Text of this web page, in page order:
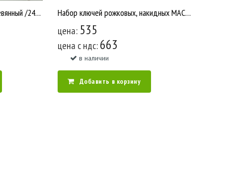
Топор 1200 гр кованый деревянный /24 [У619] Набор ключей рожковых, накидных МАСТЕР 8 штук 8-19мм
цена: 535
цена c ндс:663
в наличии
Добавить в корзину